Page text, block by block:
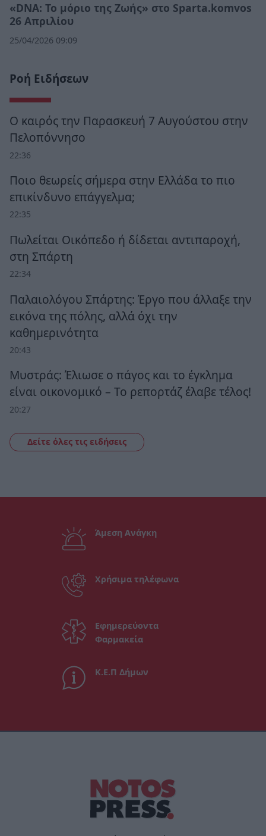
«DNA: Το μόριο της Ζωής» στο Sparta.komvos
26 Απριλίου
25/04/2026 09:09
Ροή Ειδήσεων
Ο καιρός την Παρασκευή 7 Αυγούστου στην
Πελοπόννησο
22:36
Ποιο θεωρείς σήμερα στην Ελλάδα το πιο
επικίνδυνο επάγγελμα;
22:35
Πωλείται Οικόπεδο ή δίδεται αντιπαροχή,
στη Σπάρτη
22:34
Παλαιολόγου Σπάρτης: Έργο που άλλαξε την
εικόνα της πόλης, αλλά όχι την
καθημερινότητα
20:43
Μυστράς: Έλιωσε ο πάγος και το έγκλημα
είναι οικονομικό – Το ρεπορτάζ έλαβε τέλος!
20:27
Δείτε όλες τις ειδήσεις
Άμεση Ανάγκη
Χρήσιμα τηλέφωνα
Εφημερεύοντα
Φαρμακεία
Κ.Ε.Π Δήμων